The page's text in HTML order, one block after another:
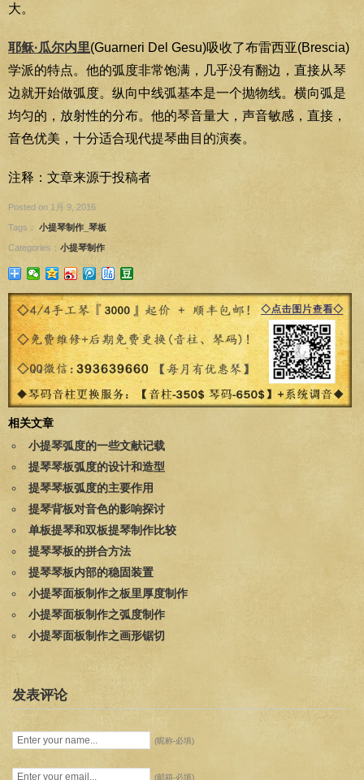
大。
耶稣·瓜尔内里(Guarneri Del Gesu)吸收了布雷西亚(Brescia)
学派的特点。他的弧度非常饱满，几乎没有翻边，直接从琴
边就开始做弧度。纵向中线弧基本是一个抛物线。横向弧是
均匀的，放射性的分布。他的琴音量大，声音敏感，直接，
音色优美，十分适合现代提琴曲目的演奏。
注释：文章来源于投稿者
Posted on 1月 9, 2016
Tags： 小提琴制作_琴板
Categories： 小提琴制作
相关文章
小提琴弧度的一些文献记载
提琴琴板弧度的设计和造型
提琴琴板弧度的主要作用
提琴背板对音色的影响探讨
单板提琴和双板提琴制作比较
提琴琴板的拼合方法
提琴琴板内部的稳固装置
小提琴面板制作之板里厚度制作
小提琴面板制作之弧度制作
小提琴面板制作之画形锯切
发表评论
(昵称-必填)
(邮箱-必填)